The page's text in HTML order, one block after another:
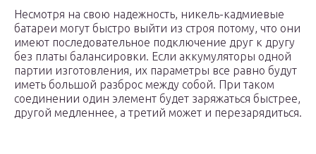
Несмотря на свою надежность, никель-кадмиевые
батареи могут быстро выйти из строя потому, что они
имеют последовательное подключение друг к другу
без платы балансировки. Если аккумуляторы одной
партии изготовления, их параметры все равно будут
иметь большой разброс между собой. При таком
соединении один элемент будет заряжаться быстрее,
другой медленнее, а третий может и перезарядиться.